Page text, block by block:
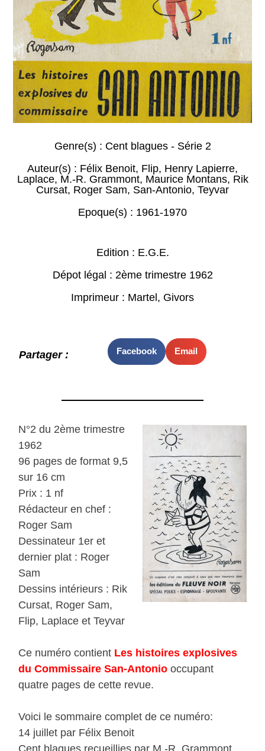
Genre(s) : Cent blagues - Série 2
Auteur(s) : Félix Benoit, Flip, Henry Lapierre,
Laplace, M.-R. Grammont, Maurice Montans, Rik
Cursat, Roger Sam, San-Antonio, Teyvar
Epoque(s) : 1961-1970
Edition : E.G.E.
Dépot légal : 2ème trimestre 1962
Imprimeur : Martel, Givors
Partager : Facebook Email
N°2 du 2ème trimestre
1962
96 pages de format 9,5
sur 16 cm
Prix : 1 nf
Rédacteur en chef :
Roger Sam
Dessinateur 1er et
dernier plat : Roger
Sam
Dessins intérieurs : Rik
Cursat, Roger Sam,
Flip, Laplace et Teyvar
Ce numéro contient Les histoires explosives
du Commissaire San-Antonio occupant
quatre pages de cette revue.
Voici le sommaire complet de ce numéro:
14 juillet par Félix Benoit